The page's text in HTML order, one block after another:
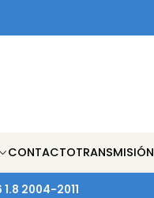
CONTACTOTRANSMISIÓN
2004-2011